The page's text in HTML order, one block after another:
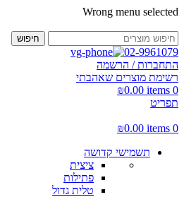
Wrong menu selected
חיפוש
02-9961079
התחברות / הרשמה
רשימת מוצרים שאהבתי
0
items
₪0.00
תפריט
0
items
₪0.00
תשמישי קדושה
ציצית
פתילות
טלית גדול